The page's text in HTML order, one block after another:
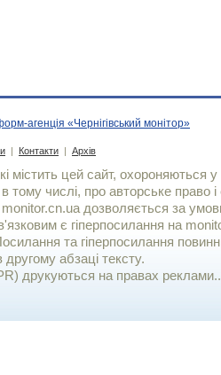
агенція «Чернігівський монітор»
| Контакти | Архів
містить цей сайт, охороняються у
тому числі, про авторське право і
дозволяється за
є гiперпосилання на
та гіперпосилання
абзаці тексту.
друкуються на правах реклами..